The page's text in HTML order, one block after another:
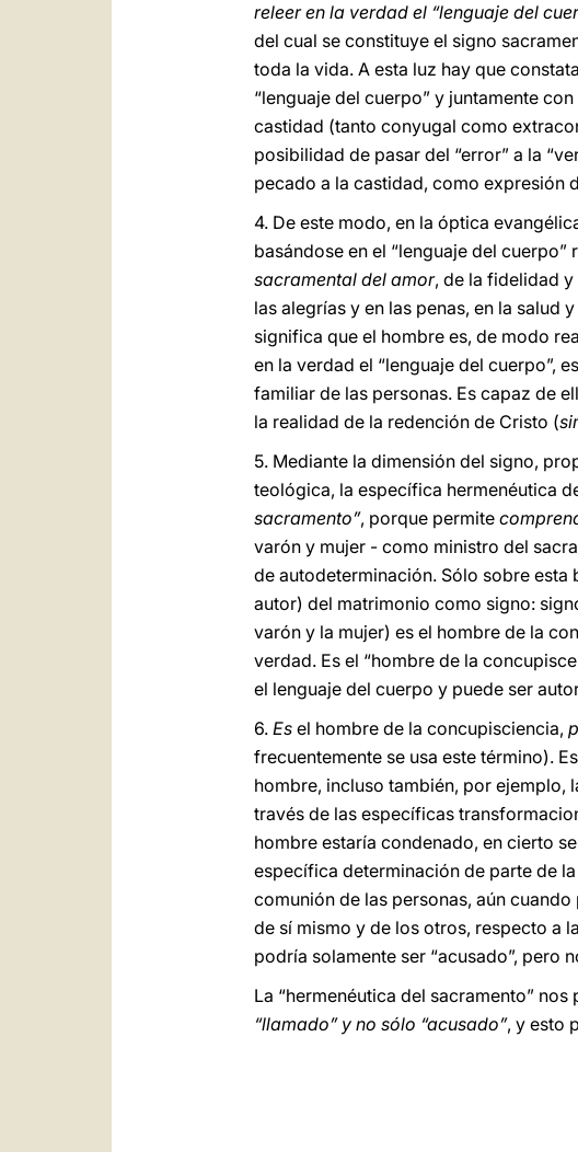
releer en la verdad el “lenguaje del
del cual se constituye el signo
toda la vida. A esta luz hay que
“lenguaje del cuerpo” y juntamente
castidad (tanto conyugal como
posibilidad de pasar del “error” a la
pecado a la castidad, como expresión
4. De este modo, en la óptica
basándose en el “lenguaje del
sacramental del amor, de la fidelidad
las alegrías y en las penas, en la salud
significa que el hombre es, de modo
en la verdad el “lenguaje del cuerpo”,
familiar de las personas. Es capaz de
la realidad de la redención de Cristo (
5. Mediante la dimensión del signo,
teológica, la específica hermenéutica
sacramento”, porque permite
varón y mujer - como ministro del
de autodeterminación. Sólo sobre esta
autor) del matrimonio como signo:
varón y la mujer) es el hombre de la
verdad. Es el “hombre de la
el lenguaje del cuerpo y puede ser
6. Es el hombre de la concupisciencia,
frecuentemente se usa este término).
hombre, incluso también, por ejemplo,
través de las específicas
hombre estaría condenado, en cierto
específica determinación de parte de
comunión de las personas, aún
de sí mismo y de los otros, respecto a
podría solamente ser “acusado”, pero
La “hermenéutica del sacramento”
“llamado” y no sólo “acusado”, y esto